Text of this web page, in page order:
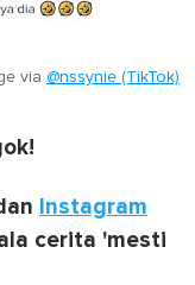
via @nssynie (TikTok)
Instagram
cerita 'mesti